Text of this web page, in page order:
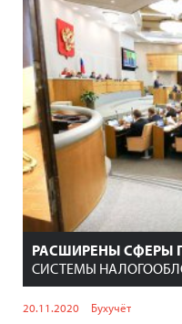
РАСШИРЕНЫ СФЕРЫ
СИСТЕМЫ
20.11.2020 Бухучёт